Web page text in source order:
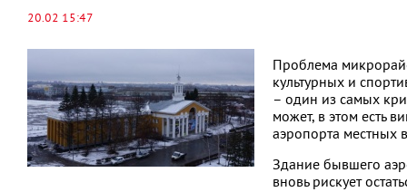
20.02 15:47
Проблема
культурных и
– один из самых
может, в этом есть
аэропорта местных
Здание бывшего
вновь рискует